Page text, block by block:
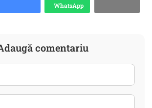
WhatsApp
comentariu